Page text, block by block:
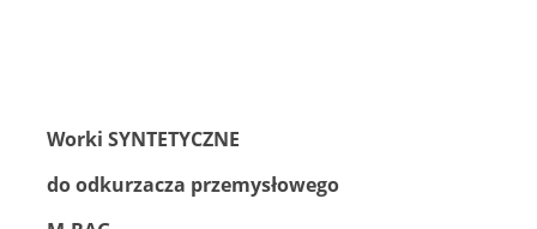
Worki SYNTETYCZNE
do odkurzacza przemysłowego